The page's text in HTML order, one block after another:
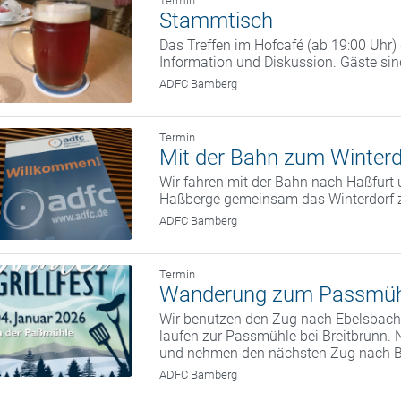
Stammtisch
Das Treffen im Hofcafé (ab 19:00
Information und Diskussion. Gäste
ADFC Bamberg
Termin
Mit der Bahn zum
Wir fahren mit der Bahn nach
Haßberge gemeinsam das Winterdorf
ADFC Bamberg
Termin
Wanderung zum
Wir benutzen den Zug nach
laufen zur Passmühle bei Breitbrunn.
und nehmen den nächsten Zug nach
ADFC Bamberg